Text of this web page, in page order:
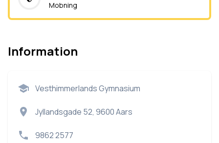
Mobning
Information
Vesthimmerlands Gymnasium
Jyllandsgade 52, 9600 Aars
9862 2577